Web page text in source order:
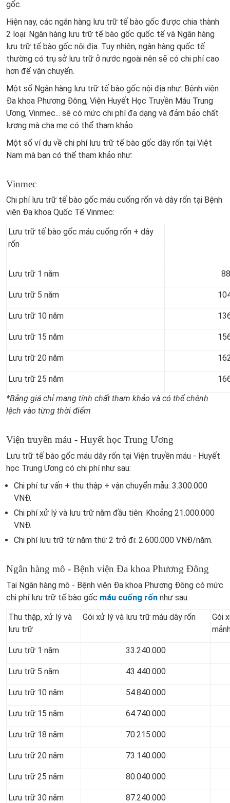
gốc.
Hiện nay, các ngân hàng lưu trữ tế bào gốc được chia thành
2 loại: Ngân hàng lưu trữ tế bào gốc quốc tế và Ngân hàng
lưu trữ tế bào gốc nội địa. Tuy nhiên, ngân hàng quốc tế
thường có trụ sở lưu trữ ở nước ngoài nên sẽ có chi phí cao
hơn để vận chuyển.
Một số Ngân hàng lưu trữ tế bào gốc nội địa như: Bệnh viện
Đa khoa Phương Đông, Viện Huyết Học Truyền Máu Trung
Ương, Vinmec... sẽ có mức chi phí đa dạng và đảm bảo chất
lượng mà cha mẹ có thể tham khảo.
Một số ví dụ về chi phí lưu trữ tế bào gốc dây rốn tại Việt
Nam mà bạn có thể tham khảo như:
Vinmec
Chi phí lưu trữ tế bào gốc máu cuống rốn và dây rốn tại Bệnh
viện Đa khoa Quốc Tế Vinmec:
Lưu trữ tế bào gốc máu cuống rốn + dây
rốn
Lưu trữ 1 năm
Lưu trữ 5 năm
Lưu trữ 10 năm
Lưu trữ 15 năm
Lưu trữ 20 năm
Lưu trữ 25 năm
*Bảng giá chỉ mang tính chất tham khảo và có thể chênh
lệch vào từng thời điểm
Viện truyền máu - Huyết học Trung Ương
Lưu trữ tế bào gốc máu dây rốn tại Viện truyền máu - Huyết
học Trung Ương có chi phí như sau:
Chi phí tư vấn + thu thập + vận chuyển mẫu: 3.300.000
VNĐ.
Chi phí xử lý và lưu trữ năm đầu tiên: Khoảng 21.000.000
VNĐ.
Chi phí lưu trữ từ năm thứ 2 trở đi: 2.600.000 VNĐ/năm.
Ngân hàng mô - Bệnh viện Đa khoa Phương Đông
Tại Ngân hàng mô - Bệnh viện Đa khoa Phương Đông có mức
chi phí lưu trữ tế bào gốc máu cuống rốn như sau:
Thu thập, xử lý và
lưu trữ
Gói xử lý và lưu trữ máu dây rốn
Gói
Lưu trữ 1 năm 33.240.000
Lưu trữ 5 năm 43.440.000
Lưu trữ 10 năm 54.840.000
Lưu trữ 15 năm 64.740.000
Lưu trữ 18 năm 70.215.000
Lưu trữ 20 năm 73.140.000
Lưu trữ 25 năm 80.040.000
Lưu trữ 30 năm
87.240.000